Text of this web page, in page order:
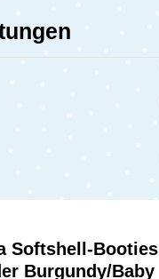
Softshell-Booties
Burgundy/Baby